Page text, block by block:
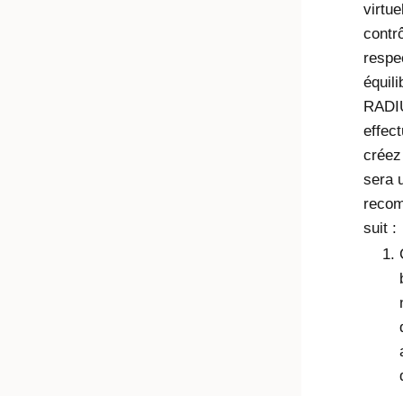
sera
suit :